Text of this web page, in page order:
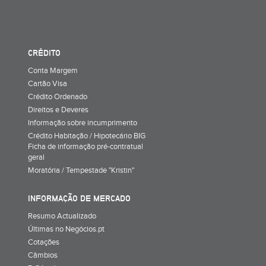
CRÉDITO
Conta Margem
Cartão Visa
Crédito Ordenado
Direitos e Deveres
Informação sobre incumprimento
Crédito Habitação / Hipotecário BIG
Ficha de informação pré-contratual
geral
Moratória / Tempestade "Kristin"
INFORMAÇÃO DE MERCADO
Resumo Actualizado
Últimas no Negócios.pt
Cotações
Câmbios